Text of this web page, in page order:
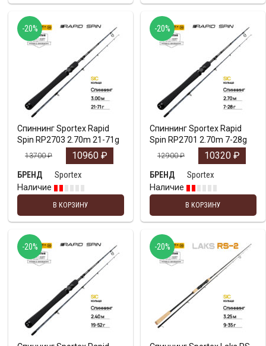
Спиннинг Sportex Rapid
Spin RP2703 2.70m 21-71g
13700₽ 10960 ₽
БРЕНД
Sportex
Наличие
В КОРЗИНУ
-20%
Спиннинг Sportex Rapid
Spin RP2701 2.70m 7-28g
12900₽ 10320 ₽
БРЕНД
Sportex
Наличие
В КОРЗИНУ
-20%
-20% -20%